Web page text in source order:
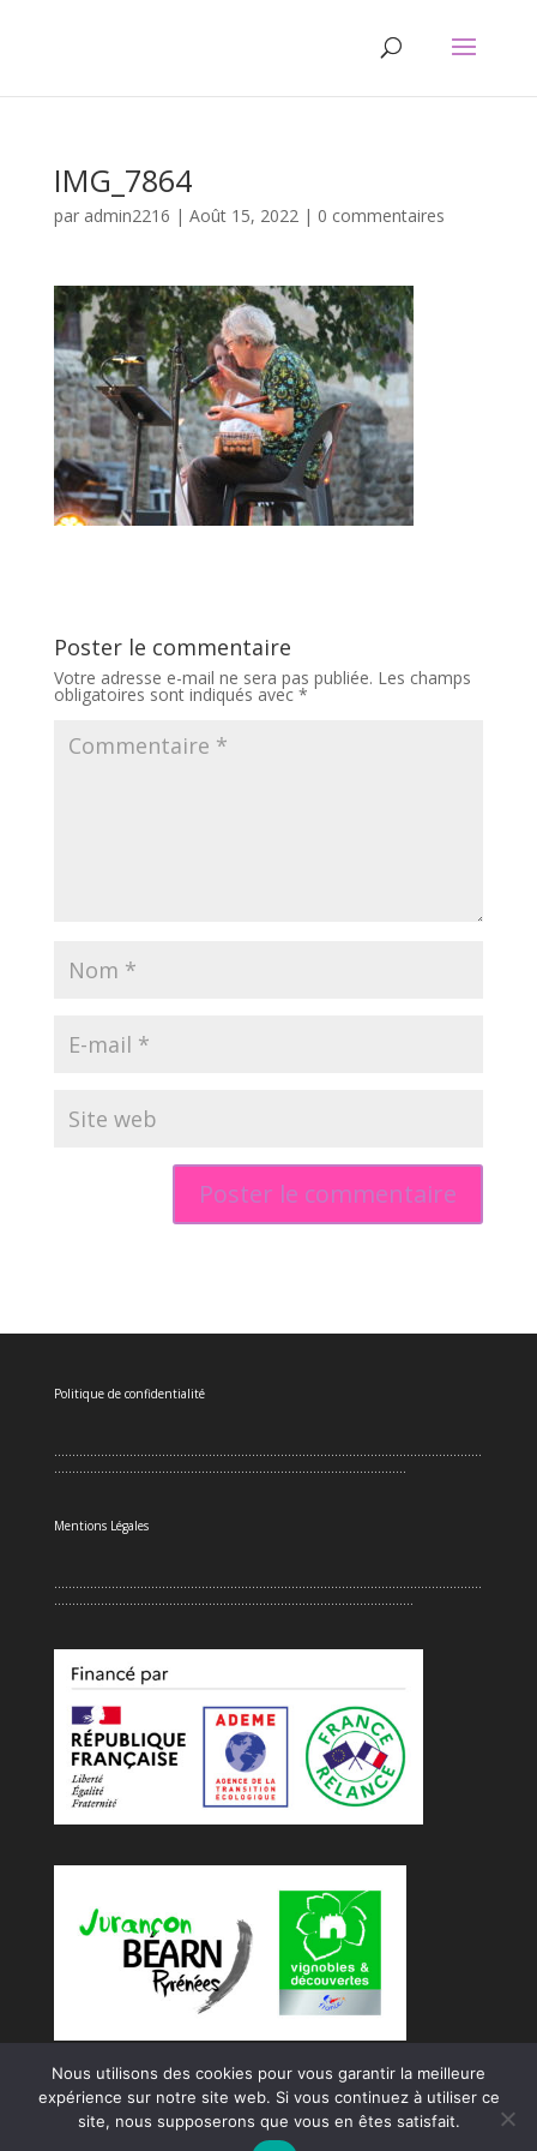
IMG_7864
par admin2216 | Août 15, 2022| 0 commentaires
Poster le commentaire
Votre adresse e-mail ne sera pas publiée. Les champs
obligatoires sont indiqués avec *
Politique de confidentialité
.......................................................................................................................
..................................................................................................
Mentions Légales
.......................................................................................................................
....................................................................................................
Nous utilisons des cookies pour vous garantir la meilleure
expérience sur notre site web. Si vous continuez à utiliser ce
site, nous supposerons que vous en êtes satisfait.